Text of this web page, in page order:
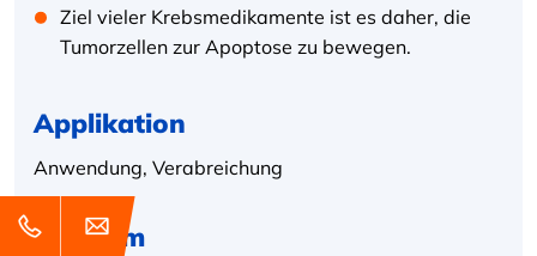
Ziel vieler Krebsmedikamente ist es daher, die
Tumorzellen zur Apoptose zu bewegen.
Applikation
Anwendung, Verabreichung
Apudom